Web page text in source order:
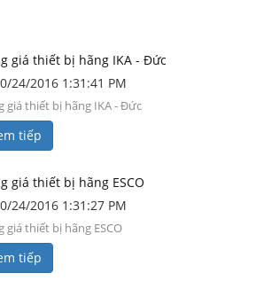
giá thiết bị hãng IKA - Đức
24/2016 1:31:41 PM
giá thiết bị hãng IKA - Đức
tiếp
giá thiết bị hãng ESCO
24/2016 1:31:27 PM
giá thiết bị hãng ESCO
tiếp